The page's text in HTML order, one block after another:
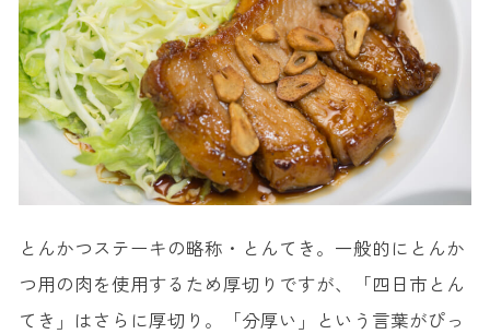
とんかつステーキの略称・とんてき。一般的にとんか
つ用の肉を使用するため厚切りですが、「四日市とん
てき」はさらに厚切り。「分厚い」という言葉がぴっ